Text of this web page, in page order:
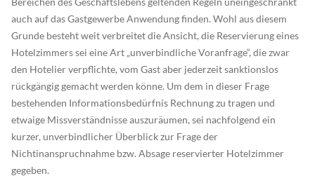
auch auf das Gastgewerbe Anwendung finden. Wohl aus diesem
Grunde besteht weit verbreitet die Ansicht, die Reservierung eines
Hotelzimmers sei eine Art „unverbindliche Voranfrage“, die zwar
den Hotelier verpflichte, vom Gast aber jederzeit sanktionslos
rückgängig gemacht werden könne. Um dem in dieser Frage
bestehenden Informationsbedürfnis Rechnung zu tragen und
etwaige Missverständnisse auszuräumen, sei nachfolgend ein
kurzer, unverbindlicher Überblick zur Frage der
Nichtinanspruchnahme bzw. Absage reservierter Hotelzimmer
gegeben.